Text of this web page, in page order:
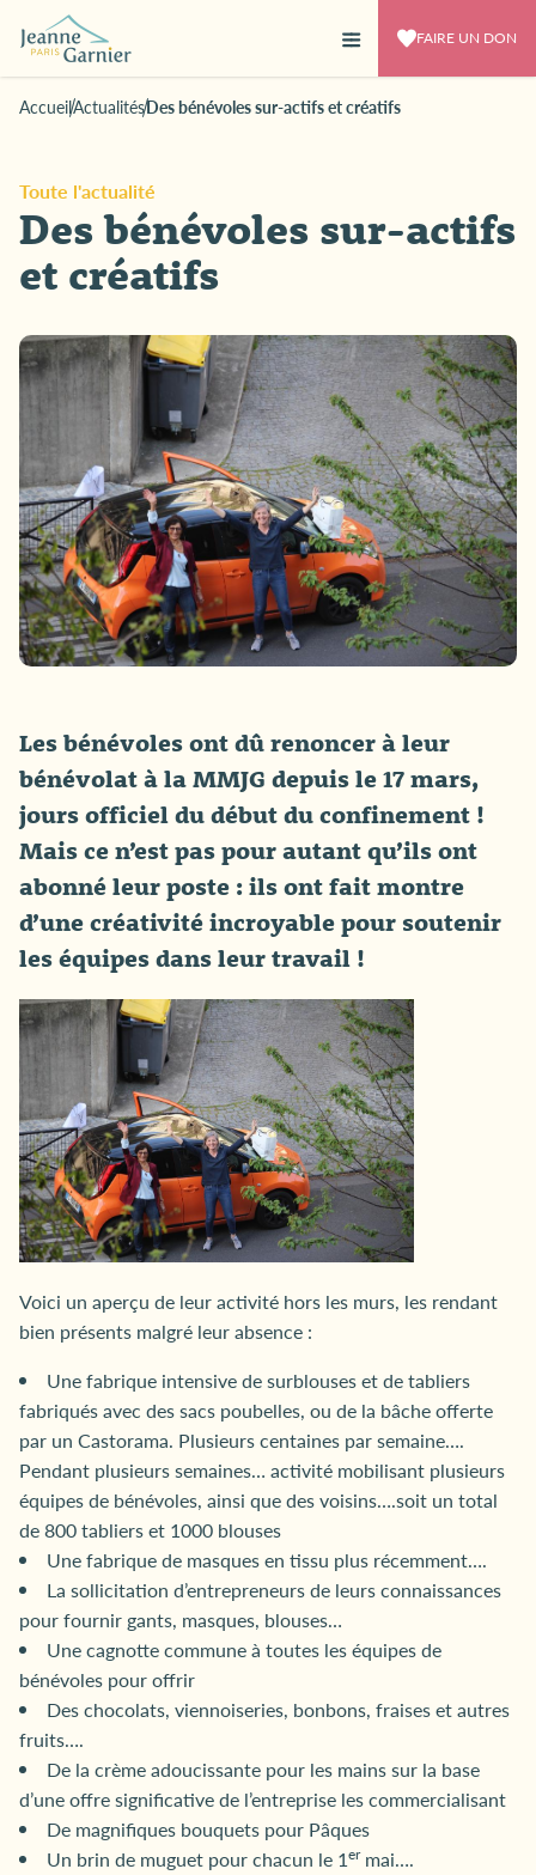
FAIRE UN DON
AccueilActualitésDes bénévoles sur-actifs et créatifs
Toute l'actualité
Des bénévoles sur-actifs
et créatifs
Les bénévoles ont dû renoncer à leur
bénévolat à la MMJG depuis le 17 mars,
jours officiel du début du confinement !
Mais ce n’est pas pour autant qu’ils ont
abonné leur poste : ils ont fait montre
d’une créativité incroyable pour soutenir
les équipes dans leur travail !
Voici un aperçu de leur activité hors les murs, les rendant
bien présents malgré leur absence :
Une fabrique intensive de surblouses et de tabliers
fabriqués avec des sacs poubelles, ou de la bâche offerte
par un Castorama. Plusieurs centaines par semaine….
Pendant plusieurs semaines… activité mobilisant plusieurs
équipes de bénévoles, ainsi que des voisins….soit un total
de 800 tabliers et 1000 blouses
Une fabrique de masques en tissu plus récemment….
La sollicitation d’entrepreneurs de leurs connaissances
pour fournir gants, masques, blouses…
Une cagnotte commune à toutes les équipes de
bénévoles pour offrir
Des chocolats, viennoiseries, bonbons, fraises et autres
fruits….
De la crème adoucissante pour les mains sur la base
d’une offre significative de l’entreprise les commercialisant
De magnifiques bouquets pour Pâques
Un brin de muguet pour chacun le 1ermai….